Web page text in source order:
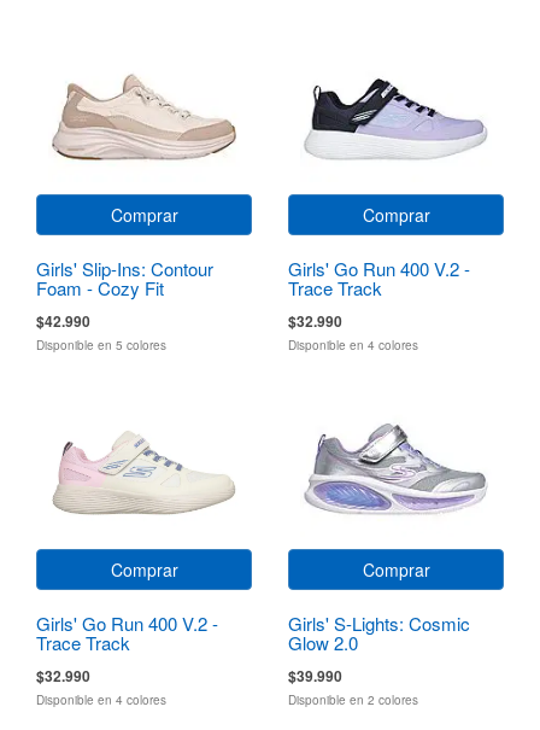
Comprar
Girls' Slip-Ins: Contour
Foam - Cozy Fit
$42.990
Disponible en 5 colores
Comprar
Girls' Go Run 400 V.2 -
Trace Track
$32.990
Disponible en 4 colores
Comprar
Girls' Go Run 400 V.2 -
Trace Track
$32.990
Disponible en 4 colores
Comprar
Girls' S-Lights: Cosmic
Glow 2.0
$39.990
Disponible en 2 colores